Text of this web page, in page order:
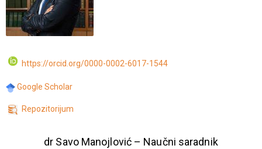
https://orcid.org/0000-0002-6017-1544
Google Scholar
Repozitorijum
dr Savo Manojlović – Naučni saradnik